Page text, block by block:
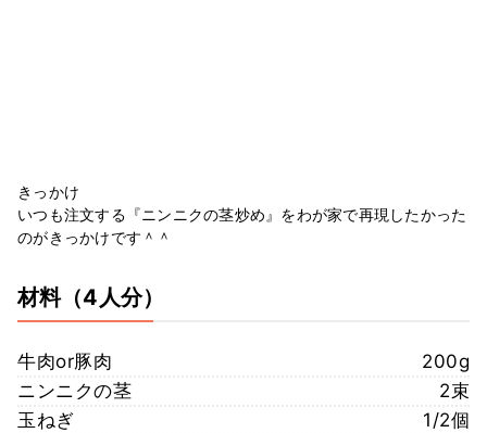
きっかけ
いつも注文する『ニンニクの茎炒め』をわが家で再現したかった
のがきっかけです＾＾
材料（4人分）
牛肉or豚肉
200g
ニンニクの茎
2束
玉ねぎ
1/2個